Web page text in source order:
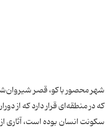
شهر محصور باكو، قصر
كه در منطقه‌ای قرار دارد كه از
سكونت انسان بوده است،